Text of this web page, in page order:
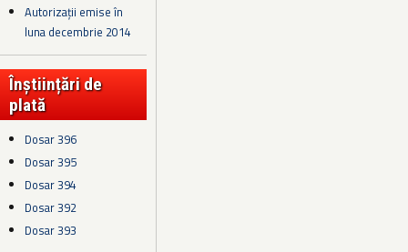
Autorizații emise în
luna decembrie 2014
Înștiințări de
plată
Dosar 396
Dosar 395
Dosar 394
Dosar 392
Dosar 393